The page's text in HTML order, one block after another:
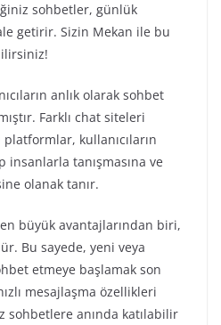
sohbetler, günlük
getirir. Sizin Mekan ile bu
anlık olarak sohbet
Farklı chat siteleri
kullanıcıların
insanlarla tanışmasına ve
olanak tanır.
büyük avantajlarından biri,
Bu sayede, yeni veya
etmeye başlamak son
mesajlaşma özellikleri
sohbetlere anında katılabilir